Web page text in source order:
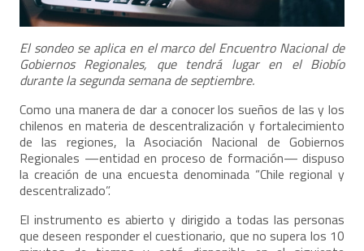
El sondeo se aplica en el marco del Encuentro Nacional de
Gobiernos Regionales, que tendrá lugar en el Biobío
durante la segunda semana de septiembre.
Como una manera de dar a conocer los sueños de las y los
chilenos en materia de descentralización y fortalecimiento
de las regiones, la Asociación Nacional de Gobiernos
Regionales —entidad en proceso de formación— dispuso
la creación de una encuesta denominada “Chile regional y
descentralizado”.
El instrumento es abierto y dirigido a todas las personas
que deseen responder el cuestionario, que no supera los 10